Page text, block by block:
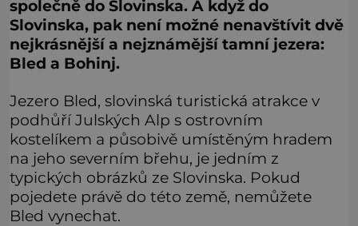
společně do Slovinska. A když do
Slovinska, pak není možné nenavštívit dvě
nejkrásnější a nejznámější tamní jezera:
Bled a Bohinj.
Jezero Bled, slovinská turistická atrakce v
podhůří Julských Alp s ostrovním
kostelíkem a působivě umístěným hradem
na jeho severním břehu, je jedním z
typických obrázků ze Slovinska. Pokud
pojedete právě do této země, nemůžete
Bled vynechat.